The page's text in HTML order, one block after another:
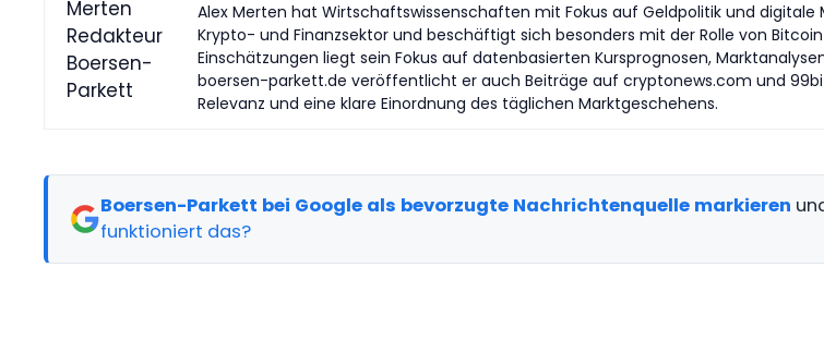
Alex Merten hat Wirtschaftswissenschaften mit Fokus auf Geldpolitik und
Krypto- und Finanzsektor und beschäftigt sich besonders mit der Rolle von
Einschätzungen liegt sein Fokus auf datenbasierten Kursprognosen,
boersen-parkett.de veröffentlicht er auch Beiträge auf cryptonews.com und
Relevanz und eine klare Einordnung des täglichen Marktgeschehens.
Boersen-Parkett bei Google als bevorzugte Nachrichtenquelle markieren
funktioniert das?